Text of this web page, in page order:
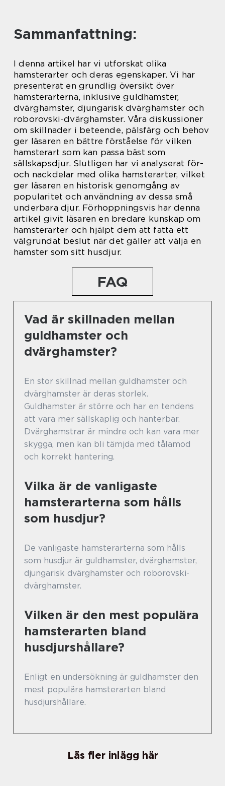
Sammanfattning:
I denna artikel har vi utforskat olika
hamsterarter och deras egenskaper. Vi har
presenterat en grundlig översikt över
hamsterarterna, inklusive guldhamster,
dvärghamster, djungarisk dvärghamster och
roborovski-dvärghamster. Våra diskussioner
om skillnader i beteende, pälsfärg och behov
ger läsaren en bättre förståelse för vilken
hamsterart som kan passa bäst som
sällskapsdjur. Slutligen har vi analyserat för-
och nackdelar med olika hamsterarter, vilket
ger läsaren en historisk genomgång av
popularitet och användning av dessa små
underbara djur. Förhoppningsvis har denna
artikel givit läsaren en bredare kunskap om
hamsterarter och hjälpt dem att fatta ett
välgrundat beslut när det gäller att välja en
hamster som sitt husdjur.
FAQ
Vad är skillnaden mellan
guldhamster och
dvärghamster?
En stor skillnad mellan guldhamster och
dvärghamster är deras storlek.
Guldhamster är större och har en tendens
att vara mer sällskaplig och hanterbar.
Dvärghamstrar är mindre och kan vara mer
skygga, men kan bli tämjda med tålamod
och korrekt hantering.
Vilka är de vanligaste
hamsterarterna som hålls
som husdjur?
De vanligaste hamsterarterna som hålls
som husdjur är guldhamster, dvärghamster,
djungarisk dvärghamster och roborovski-
dvärghamster.
Vilken är den mest populära
hamsterarten bland
husdjurshållare?
Enligt en undersökning är guldhamster den
mest populära hamsterarten bland
husdjurshållare.
Läs fler inlägg här